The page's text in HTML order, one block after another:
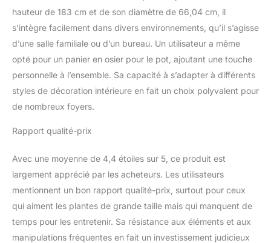
hauteur de 183 cm et de son diamètre de 66,04 cm, il
s’intègre facilement dans divers environnements, qu’il s’agisse
d’une salle familiale ou d’un bureau. Un utilisateur a même
opté pour un panier en osier pour le pot, ajoutant une touche
personnelle à l’ensemble. Sa capacité à s’adapter à différents
styles de décoration intérieure en fait un choix polyvalent pour
de nombreux foyers.
Rapport qualité-prix
Avec une moyenne de 4,4 étoiles sur 5, ce produit est
largement apprécié par les acheteurs. Les utilisateurs
mentionnent un bon rapport qualité-prix, surtout pour ceux
qui aiment les plantes de grande taille mais qui manquent de
temps pour les entretenir. Sa résistance aux éléments et aux
manipulations fréquentes en fait un investissement judicieux